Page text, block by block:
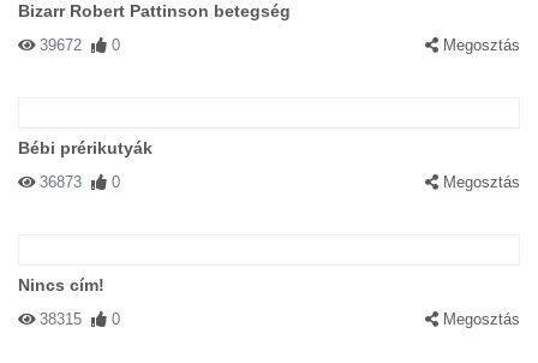
Bizarr Robert Pattinson betegség
39672 0 Megosztás
Bébi prérikutyák
36873 0 Megosztás
Nincs cím!
38315 0 Megosztás